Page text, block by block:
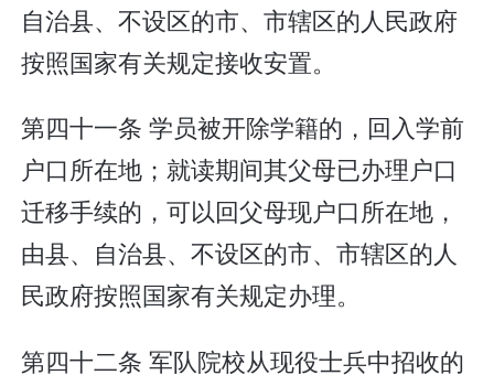
自治县、不设区的市、市辖区的人民政府
按照国家有关规定接收安置。
第四十一条 学员被开除学籍的，回入学前
户口所在地；就读期间其父母已办理户口
迁移手续的，可以回父母现户口所在地，
由县、自治县、不设区的市、市辖区的人
民政府按照国家有关规定办理。
第四十二条 军队院校从现役士兵中招收的